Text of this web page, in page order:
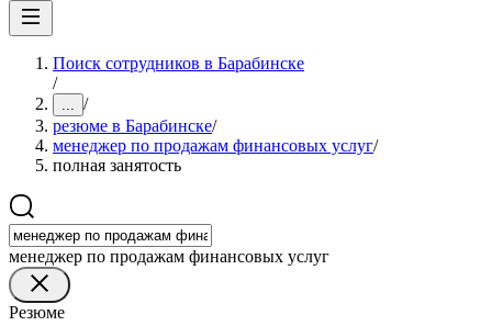
Поиск сотрудников в Барабинске
/
... /
резюме в Барабинске/
менеджер по продажам финансовых услуг/
полная занятость
менеджер по продажам финансовых услуг
Резюме